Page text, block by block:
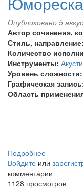
Опубликовано 5
Автор сочинения,
Стиль, направление:
Количество
Инструменты:
Уровень сложности:
Графическая
Область
Подробнее
Юмореска
Войдите или
комментарии
1128 просмотров